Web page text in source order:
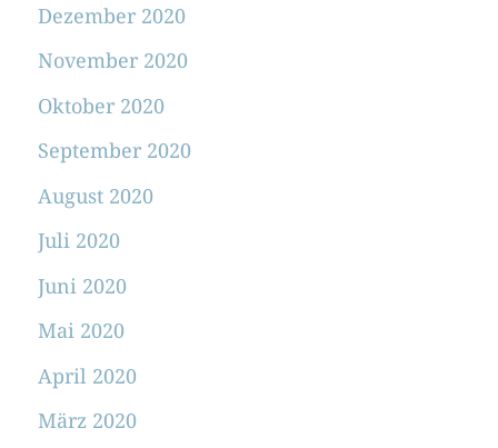
Dezember 2020
November 2020
Oktober 2020
September 2020
August 2020
Juli 2020
Juni 2020
Mai 2020
April 2020
März 2020